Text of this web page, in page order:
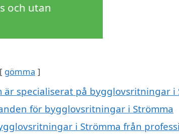
och utan
gömma
är specialiserat på bygglovsritningar i
för bygglovsritningar i Strömma
i Strömma från